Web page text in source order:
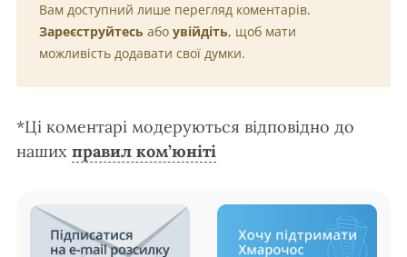
Вам доступний лише перегляд коментарів.
Зареєструйтесь або увійдіть, щоб мати
можливість додавати свої думки.
*Ці коментарі модеруються відповідно до
наших правил ком’юніті